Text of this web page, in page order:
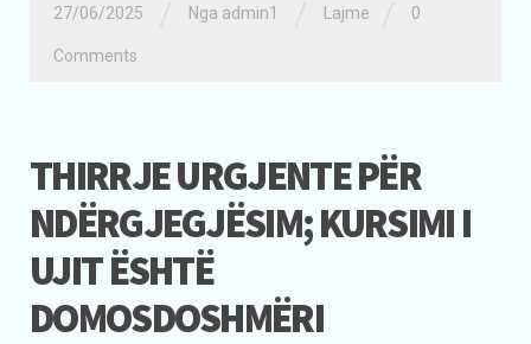
27/06/2025 Nga admin1 Lajme 0
Comments
THIRRJE URGJENTE PËR
NDËRGJEGJËSIM; KURSIMI I
UJIT ËSHTË
DOMOSDOSHMËRI